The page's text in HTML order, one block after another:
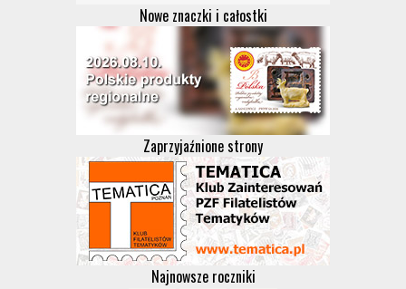
Nowe znaczki i całostki
Zaprzyjaźnione strony
Najnowsze roczniki